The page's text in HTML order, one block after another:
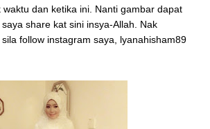
waktu dan ketika ini. Nanti gambar dapat
share kat sini insya-Allah. Nak
follow instagram saya, lyanahisham89